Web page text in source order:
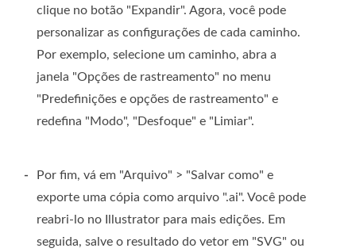
clique no botão "Expandir". Agora, você pode
personalizar as configurações de cada caminho.
Por exemplo, selecione um caminho, abra a
janela "Opções de rastreamento" no menu
"Predefinições e opções de rastreamento" e
redefina "Modo", "Desfoque" e "Limiar".
-
Por fim, vá em "Arquivo" > "Salvar como" e
exporte uma cópia como arquivo ".ai". Você pode
reabri-lo no Illustrator para mais edições. Em
seguida, salve o resultado do vetor em "SVG" ou